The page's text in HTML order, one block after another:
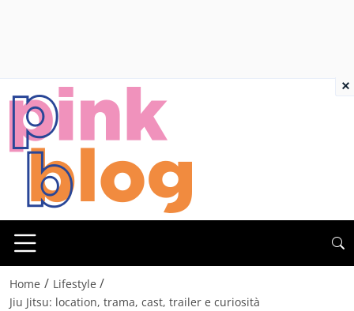
Home / Lifestyle /
Jiu Jitsu: location, trama, cast, trailer e curiosità
×